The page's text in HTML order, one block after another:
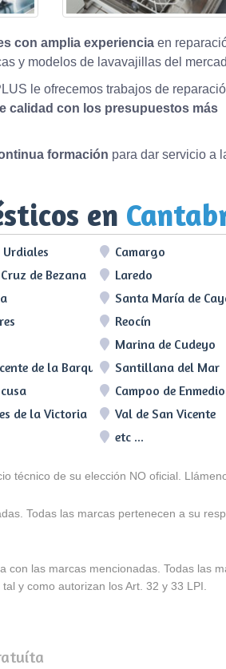
con amplia experiencia en
y modelos de lavavajillas del
le ofrecemos trabajos de
calidad con los presupuestos más
formación para dar servicio a
en
Urdiales
Camargo
de Bezana
Laredo
Santa María de
Reocín
Marina de Cudeyo
de la Barquera Santillana del Mar
Campoo de Enmedio
de la Victoria
Val de San Vicente
etc ...
técnico de su elección NO oficial.
Todas las marcas pertenecen a su
con las marcas mencionadas. Todas las
y como autorizan los Art. 32 y 33 LPI.